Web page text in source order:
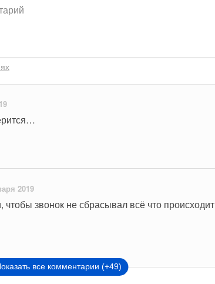
2019
звонок не сбрасывал всё что происходит
все комментарии (+49)